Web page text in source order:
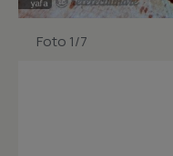
Foto 1/7